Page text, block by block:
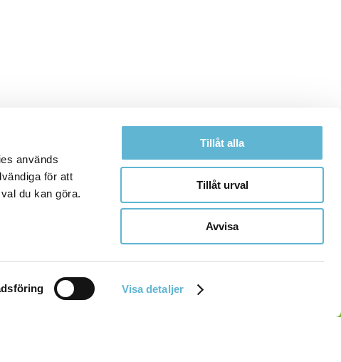
används
för att
du kan göra.
Visa detaljer
Tillåt alla
Tillåt urval
Avvisa